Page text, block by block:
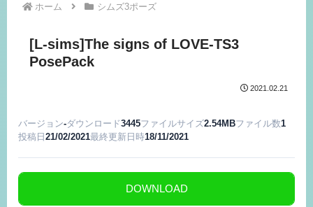
ホーム シムズ3ポーズ
[L-sims]The signs of LOVE-TS3
PosePack
2021.02.21
バージョン-ダウンロード3445ファイルサイズ2.54MBファイル数1
投稿日21/02/2021最終更新日時18/11/2021
DOWNLOAD